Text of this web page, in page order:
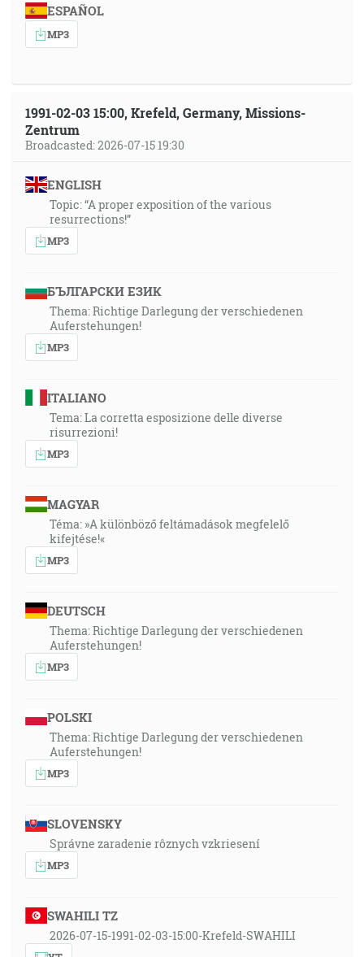
ESPAÑOL
MP3
1991-02-03 15:00, Krefeld, Germany, Missions-
Zentrum
Broadcasted: 2026-07-15 19:30
ENGLISH
Topic: “A proper exposition of the various
resurrections!”
MP3
БЪЛГАРСКИ ЕЗИК
Thema: Richtige Darlegung der verschiedenen
Auferstehungen!
MP3
ITALIANO
Tema: La corretta esposizione delle diverse
risurrezioni!
MP3
MAGYAR
Téma: »A különböző feltámadások megfelelő
kifejtése!«
MP3
DEUTSCH
Thema: Richtige Darlegung der verschiedenen
Auferstehungen!
MP3
POLSKI
Thema: Richtige Darlegung der verschiedenen
Auferstehungen!
MP3
SLOVENSKY
Správne zaradenie rôznych vzkriesení
MP3
SWAHILI TZ
2026-07-15-1991-02-03-15:00-Krefeld-SWAHILI